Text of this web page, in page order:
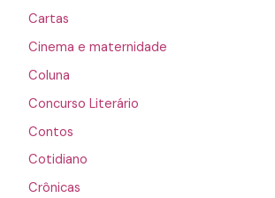
Cartas
Cinema e maternidade
Coluna
Concurso Literário
Contos
Cotidiano
Crônicas